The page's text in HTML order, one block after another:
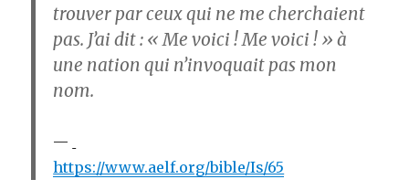
trouver par ceux qui ne me cherchaient
pas. J’ai dit : « Me voici ! Me voici ! » à
une nation qui n’invoquait pas mon
nom.
https://www.aelf.org/bible/Is/65